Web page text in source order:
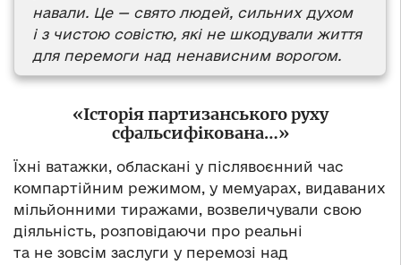
навали. Це — свято людей, сильних духом
і з чистою совістю, які не шкодували життя
для перемоги над ненависним ворогом.
«Історія партизанського руху
сфальсифікована…»
Їхні ватажки, обласкані у післявоєнний час
компартійним режимом, у мемуарах, видаваних
мільйонними тиражами, возвеличували свою
діяльність, розповідаючи про реальні
та не зовсім заслуги у перемозі над